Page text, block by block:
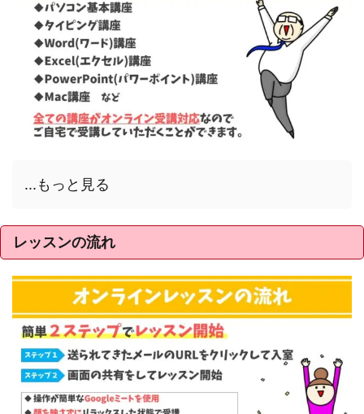
...もっと見る
レッスンの流れ